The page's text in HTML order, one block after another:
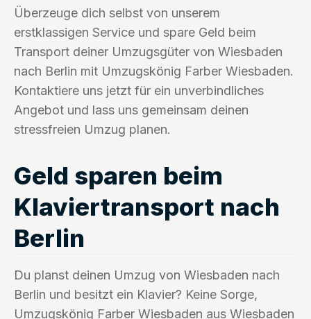
Überzeuge dich selbst von unserem
erstklassigen Service und spare Geld beim
Transport deiner Umzugsgüter von Wiesbaden
nach Berlin mit Umzugskönig Farber Wiesbaden.
Kontaktiere uns jetzt für ein unverbindliches
Angebot und lass uns gemeinsam deinen
stressfreien Umzug planen.
Geld sparen beim
Klaviertransport nach
Berlin
Du planst deinen Umzug von Wiesbaden nach
Berlin und besitzt ein Klavier? Keine Sorge,
Umzugskönig Farber Wiesbaden aus Wiesbaden